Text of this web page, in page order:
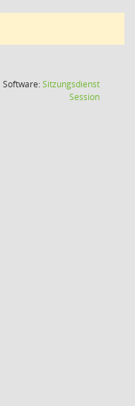
Software:Sitzungsdienst
Session(Wird in